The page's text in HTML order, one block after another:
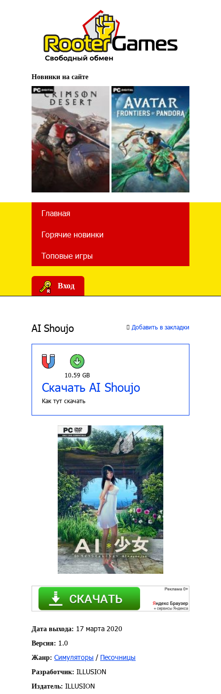
Новинки на сайте
Главная
Горячие новинки
Топовые игры
Вход
AI Shoujo Добавить в закладки
10.59 GB
Скачать AI Shoujo
Как тут скачать
Дата выхода: 17 марта 2020
Версия: 1.0
Жанр: Симуляторы / Песочницы
Разработчик: ILLUSION
Издатель: ILLUSION